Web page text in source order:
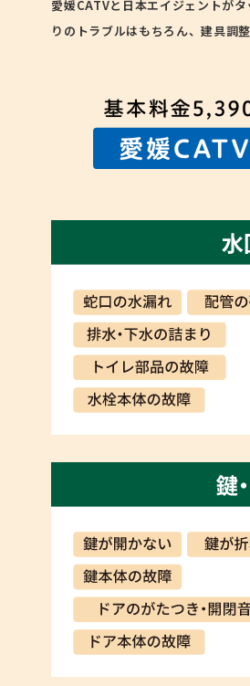
愛媛CATVと日本エイジェントが
りのトラブルはもちろん、建具調